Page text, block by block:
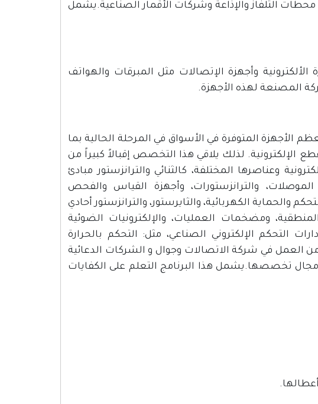
التلفاز والإذاعة وشركات الأقمار الصناعية.يشمل
وأجهزة الإتصالات مثل المبرقات والهواتف
المصنعة لهذه الأجهزة.
الأجهزة المتوفرة في الأسواق في المرحلة الحالية بما
الإلكترونية. لذلك يلاقي هذا التخصص إقبالاً كبيراً من
وعناصرها المختلفة، كالثنائي والترانزستور مبادئ
الموصلات، والترانزستورات، وأجهزة القياس والفحص
والحماية الكهربائية، والثايرستور، والترانزستور أحادي
المنطقية، ومضخمات العمليات، والإلكترونيات الضوئية
التحكم الإلكتروني الصناعي، مثل: التحكم بالحرارة
في شركة الاتصالات وجوال و الشركات الدعائية
مجال تخصصها.يشمل هذا البرنامج التعلم على الكفايات